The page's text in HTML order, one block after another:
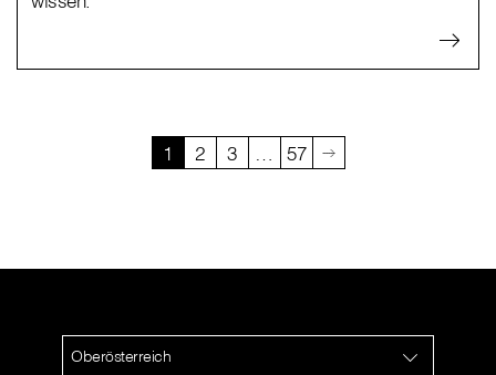
1 2 3 57
Oberösterreich